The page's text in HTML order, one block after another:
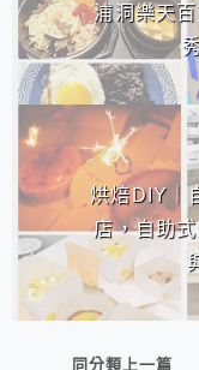
浦洞樂天
烘焙DIY｜
店，自助
同分類上一篇